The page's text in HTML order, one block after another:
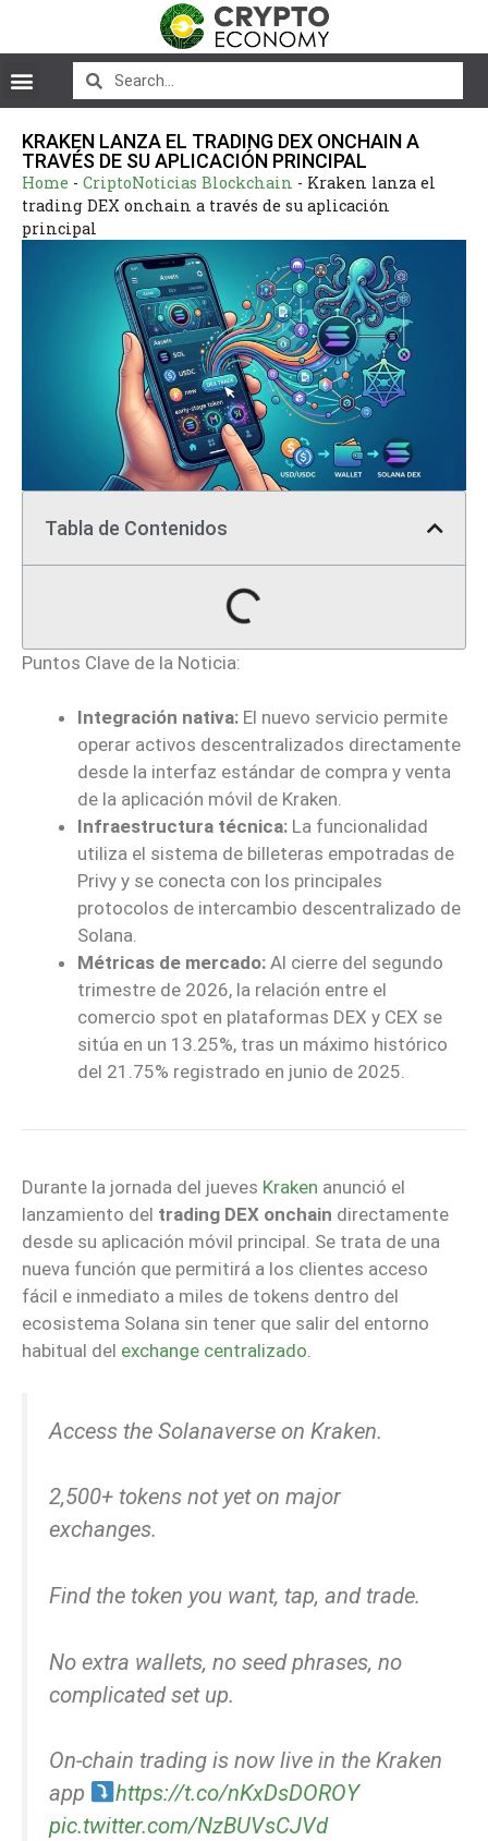
KRAKEN LANZA EL TRADING DEX ONCHAIN A
TRAVÉS DE SU APLICACIÓN PRINCIPAL
Home - CriptoNoticias Blockchain - Kraken lanza el
trading DEX onchain a través de su aplicación
principal
Tabla de Contenidos
Puntos Clave de la Noticia:
Integración nativa: El nuevo servicio permite
operar activos descentralizados directamente
desde la interfaz estándar de compra y venta
de la aplicación móvil de Kraken.
Infraestructura técnica: La funcionalidad
utiliza el sistema de billeteras empotradas de
Privy y se conecta con los principales
protocolos de intercambio descentralizado de
Solana.
Métricas de mercado: Al cierre del segundo
trimestre de 2026, la relación entre el
comercio spot en plataformas DEX y CEX se
sitúa en un 13.25%, tras un máximo histórico
del 21.75% registrado en junio de 2025.
Durante la jornada del jueves Kraken anunció el
lanzamiento del trading DEX onchain directamente
desde su aplicación móvil principal. Se trata de una
nueva función que permitirá a los clientes acceso
fácil e inmediato a miles de tokens dentro del
ecosistema Solana sin tener que salir del entorno
habitual del exchange centralizado.
Access the Solanaverse on Kraken.
2,500+ tokens not yet on major
exchanges.
Find the token you want, tap, and trade.
No extra wallets, no seed phrases, no
complicated set up.
On-chain trading is now live in the Kraken
app
https://t.co/nKxDsDOROY
pic.twitter.com/NzBUVsCJVd